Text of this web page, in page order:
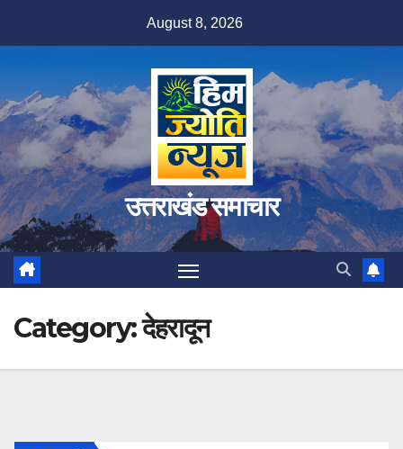
August 8, 2026
उत्तराखंड समाचार
Category:देहरादून